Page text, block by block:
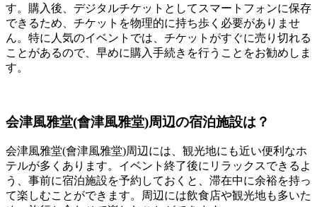
す。購入後、デジタルチケットとしてスマートフォンに保存
できるため、チケットを物理的に持ち歩く必要がありませ
ん。特に人気のイベントでは、チケットがすぐに売り切れる
ことがあるので、早めに購入手続きを行うことをお勧めしま
す。
会津風雅堂(會津風雅堂)周辺の宿泊施設は？
会津風雅堂(會津風雅堂)周辺には、観光地にも近い便利なホ
テルが多くあります。イベント終了後にリラックスできるよ
う、事前に宿泊施設を予約しておくと、滞在中に余裕を持っ
て楽しむことができます。周辺には飲食店や観光地も多いた